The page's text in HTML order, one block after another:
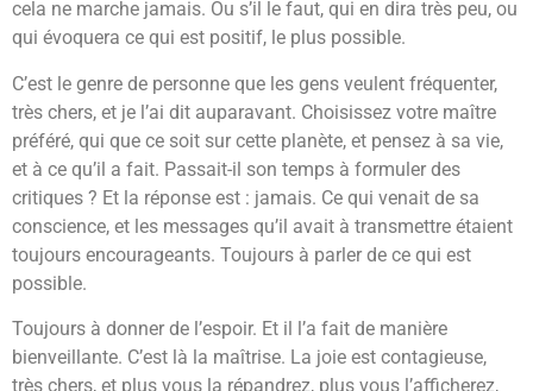
cela ne marche jamais. Ou s’il le faut, qui en dira très peu, ou
qui évoquera ce qui est positif, le plus possible.
C’est le genre de personne que les gens veulent fréquenter,
très chers, et je l’ai dit auparavant. Choisissez votre maître
préféré, qui que ce soit sur cette planète, et pensez à sa vie,
et à ce qu’il a fait. Passait-il son temps à formuler des
critiques ? Et la réponse est : jamais. Ce qui venait de sa
conscience, et les messages qu’il avait à transmettre étaient
toujours encourageants. Toujours à parler de ce qui est
possible.
Toujours à donner de l’espoir. Et il l’a fait de manière
bienveillante. C’est là la maîtrise. La joie est contagieuse,
très chers, et plus vous la répandrez, plus vous l’afficherez,